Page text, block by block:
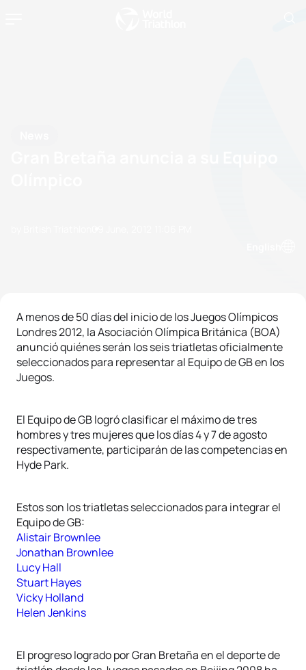
A menos de 50 días del inicio de los Juegos Olímpicos
Londres 2012, la Asociación Olímpica Británica (BOA)
anunció quiénes serán los seis triatletas oficialmente
seleccionados para representar al Equipo de GB en los
Juegos.
El Equipo de GB logró clasificar el máximo de tres
hombres y tres mujeres que los días 4 y 7 de agosto
respectivamente, participarán de las competencias en
Hyde Park.
Estos son los triatletas seleccionados para integrar el
Equipo de GB:
Alistair Brownlee
Jonathan Brownlee
Lucy Hall
Stuart Hayes
Vicky Holland
Helen Jenkins
El progreso logrado por Gran Bretaña en el deporte de